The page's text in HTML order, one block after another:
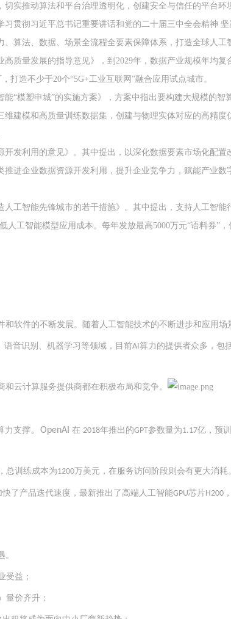
实推动算法和平台治理透明化，创建安全与信任的平台环
习贯彻习近平总书记重要讲话和党的二十届三中全会精神
算法、数据、场景全流程全要素保障体系，打造全球人工
质量发展的指导意见》，到2029年，数据产业规模年均
打造不少于20个“5G+工业互联网”融合应用试点城市。
“模塑申城”的实施方案》，方案中指出要构建大规模的
建模和高质量训练数据集，创建与物理实体对应的高精
发利用的意见》。其中提出，以深化数据要素市场化配
进企业数据资源开发利用，提升企业竞争力，赋能产业
工智能先锋城市的若干措施》。其中提出，支持人工智
工智能模型应用成本。每年发放最高5000万元“语料券”
软件的不断发展。随着人工智能技术的不断进步和应用场
音识别、机器学习等领域， 目前AI算力的提供者众多，包
云计算服务提供商都在积极布局和竞争。
力支撑。 OpenAI 在 2018年推出的GPT参数量为1.17亿，预
，总训练成本为1200万美元，在服务访问阶段则会有更大消耗
快了产品迭代速度，最新推出了高端人工智能GPU芯片H200
受益；
量价齐升；